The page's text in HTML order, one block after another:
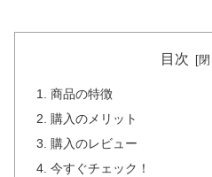
目次
商品の特徴
購入のメリット
購入のレビュー
今すぐチェック！